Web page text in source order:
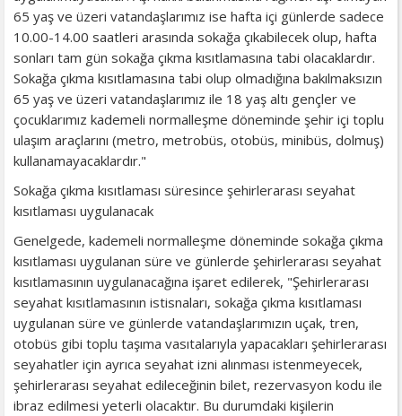
65 yaş ve üzeri vatandaşlarımız ise hafta içi günlerde sadece
10.00-14.00 saatleri arasında sokağa çıkabilecek olup, hafta
sonları tam gün sokağa çıkma kısıtlamasına tabi olacaklardır.
Sokağa çıkma kısıtlamasına tabi olup olmadığına bakılmaksızın
65 yaş ve üzeri vatandaşlarımız ile 18 yaş altı gençler ve
çocuklarımız kademeli normalleşme döneminde şehir içi toplu
ulaşım araçlarını (metro, metrobüs, otobüs, minibüs, dolmuş)
kullanamayacaklardır."
Sokağa çıkma kısıtlaması süresince şehirlerarası seyahat
kısıtlaması uygulanacak
Genelgede, kademeli normalleşme döneminde sokağa çıkma
kısıtlaması uygulanan süre ve günlerde şehirlerarası seyahat
kısıtlamasının uygulanacağına işaret edilerek, "Şehirlerarası
seyahat kısıtlamasının istisnaları, sokağa çıkma kısıtlaması
uygulanan süre ve günlerde vatandaşlarımızın uçak, tren,
otobüs gibi toplu taşıma vasıtalarıyla yapacakları şehirlerarası
seyahatler için ayrıca seyahat izni alınması istenmeyecek,
şehirlerarası seyahat edileceğinin bilet, rezervasyon kodu ile
ibraz edilmesi yeterli olacaktır. Bu durumdaki kişilerin